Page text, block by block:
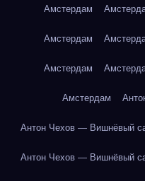
Амстердам
Амстердам
Амстердам
Амстердам
Антон Чехов — Вишнёвый
Антон Чехов — Вишнёвый